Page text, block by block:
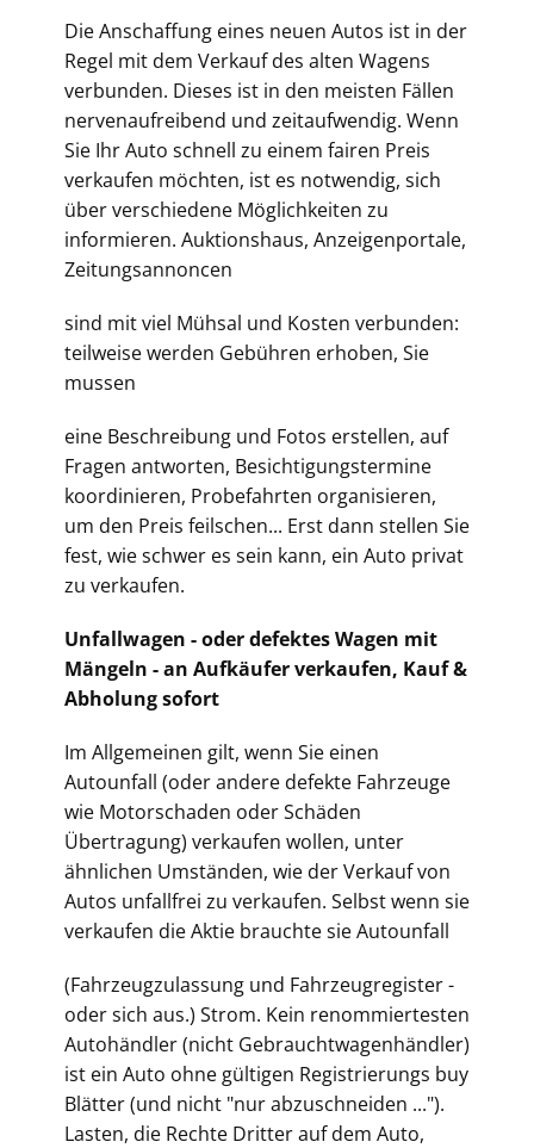
Die Anschaffung eines neuen Autos ist in der
Regel mit dem Verkauf des alten Wagens
verbunden. Dieses ist in den meisten Fällen
nervenaufreibend und zeitaufwendig. Wenn
Sie Ihr Auto schnell zu einem fairen Preis
verkaufen möchten, ist es notwendig, sich
über verschiedene Möglichkeiten zu
informieren. Auktionshaus, Anzeigenportale,
Zeitungsannoncen
sind mit viel Mühsal und Kosten verbunden:
teilweise werden Gebühren erhoben, Sie
mussen
eine Beschreibung und Fotos erstellen, auf
Fragen antworten, Besichtigungstermine
koordinieren, Probefahrten organisieren,
um den Preis feilschen... Erst dann stellen Sie
fest, wie schwer es sein kann, ein Auto privat
zu verkaufen.
Unfallwagen - oder defektes Wagen mit
Mängeln - an Aufkäufer verkaufen, Kauf &
Abholung sofort
Im Allgemeinen gilt, wenn Sie einen
Autounfall (oder andere defekte Fahrzeuge
wie Motorschaden oder Schäden
Übertragung) verkaufen wollen, unter
ähnlichen Umständen, wie der Verkauf von
Autos unfallfrei zu verkaufen. Selbst wenn sie
verkaufen die Aktie brauchte sie Autounfall
(Fahrzeugzulassung und Fahrzeugregister -
oder sich aus.) Strom. Kein renommiertesten
Autohändler (nicht Gebrauchtwagenhändler)
ist ein Auto ohne gültigen Registrierungs buy
Blätter (und nicht "nur abzuschneiden ...").
Lasten, die Rechte Dritter auf dem Auto,